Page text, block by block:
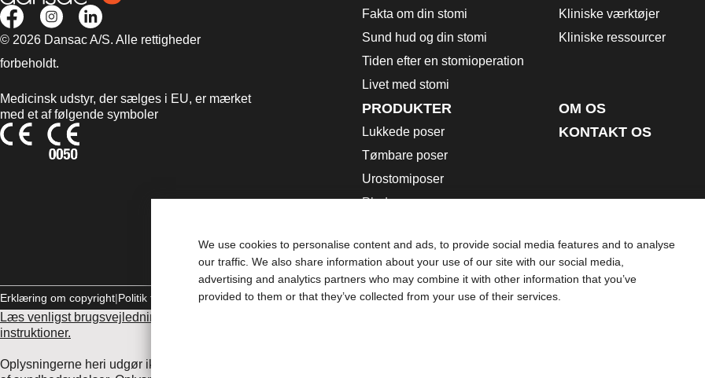
We use cookies to personalise content and ads, to provide social media features and to analyse
our traffic. We also share information about your use of our site with our social media,
advertising and analytics partners who may combine it with other information that you’ve
provided to them or that they’ve collected from your use of their services.
© 2026 Dansac A/S. Alle rettigheder
forbeholdt.
Medicinsk udstyr, der sælges i EU, er mærket
med et af følgende symboler
Fakta om din stomi
Sund hud og din stomi
Tiden efter en stomioperation
Livet med stomi
Kliniske værktøjer
Kliniske ressourcer
PRODUKTER
Lukkede poser
Tømbare poser
Urostomiposer
Plader
Brugsanvisning
Sikkerhedsdatablade
OM OS
KONTAKT OS
Erklæring om copyright Politik til beskyttelse af personlige oplysninger Brug af cookies
Læs venligst brugsvejledningen inden brug for information vedrørende brug, kontraindikationer, advarsler,
instruktioner.
Oplysningerne heri udgør ikke lægehjælp, og de er ikke beregnet som erstatning for rådgivning fra din egen læge eller andre